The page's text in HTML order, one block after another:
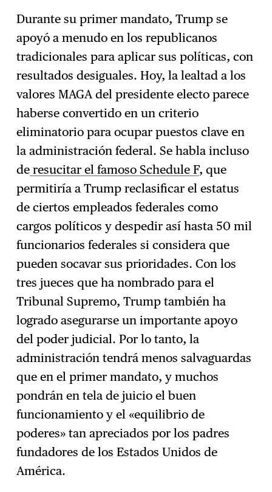
Durante su primer mandato, Trump se
apoyó a menudo en los republicanos
tradicionales para aplicar sus políticas, con
resultados desiguales. Hoy, la lealtad a los
valores MAGA del presidente electo parece
haberse convertido en un criterio
eliminatorio para ocupar puestos clave en
la administración federal. Se habla incluso
de resucitar el famoso Schedule F, que
permitiría a Trump reclasificar el estatus
de ciertos empleados federales como
cargos políticos y despedir así hasta 50 mil
funcionarios federales si considera que
pueden socavar sus prioridades. Con los
tres jueces que ha nombrado para el
Tribunal Supremo, Trump también ha
logrado asegurarse un importante apoyo
del poder judicial. Por lo tanto, la
administración tendrá menos salvaguardas
que en el primer mandato, y muchos
pondrán en tela de juicio el buen
funcionamiento y el «equilibrio de
poderes» tan apreciados por los padres
fundadores de los Estados Unidos de
América.